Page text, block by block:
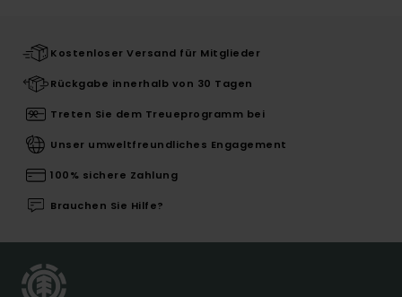
Kostenloser Versand für Mitglieder
Rückgabe innerhalb von 30 Tagen
Treten Sie dem Treueprogramm bei
Unser umweltfreundliches Engagement
100% sichere Zahlung
Brauchen Sie Hilfe?